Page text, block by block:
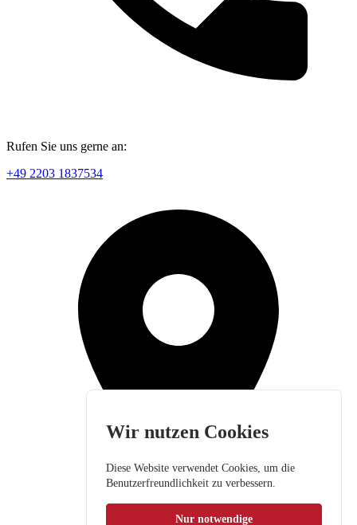
Rufen Sie uns gerne an:
+49 2203 1837534
Wir nutzen Cookies
Diese Website verwendet Cookies, um die
Benutzerfreundlichkeit zu verbessern.
Nur notwendige